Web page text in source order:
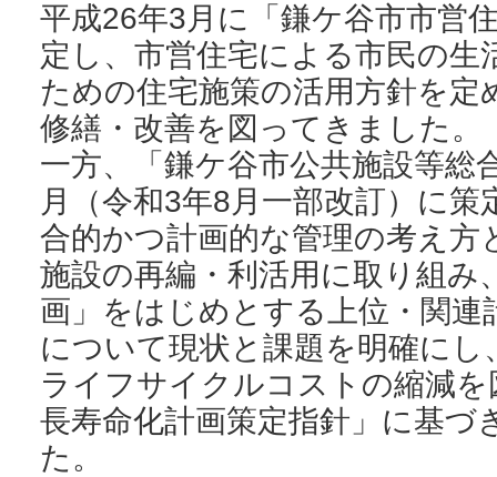
平成26年3月に「鎌ケ谷市市営
定し、市営住宅による市民の生
ための住宅施策の活用方針を
修繕・改善を図ってきました。
一方、「鎌ケ谷市公共施設等総
月（令和3年8月一部改訂）に
合的かつ計画的な管理の考え方
施設の再編・利活用に取り組み
画」をはじめとする上位・関連
について現状と課題を明確にし
ライフサイクルコストの縮減
長寿命化計画策定指針」に基づ
た。